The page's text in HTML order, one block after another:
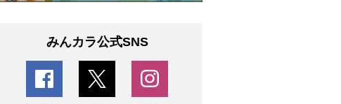
みんカラ公式SNS